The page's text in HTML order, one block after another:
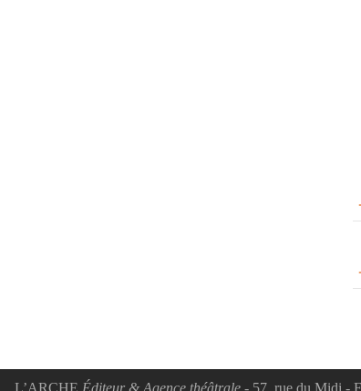
L’ARCHE Éditeur & Agence théâtrale - 57, rue du Midi -